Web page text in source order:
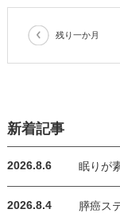
残り一か月
新着記事
2026.8.6 眠りが
2026.8.4
膵癌ス